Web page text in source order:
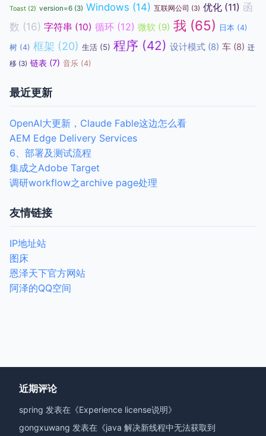
Toast (2) version=6 (3) Windows (14) 互联网公司 (3) 优化 (11) 函
数 (16) 字符串 (10) 循环 (12) 微软 (9) 我 (65) 日本 (4)
树 (4) 框架 (20) 生活 (5) 程序 (42) 设计模式 (8) 车 (8) 迁
移 (3) 链表 (7) 音乐 (4)
最近更新
OpenAI大更新，Claude Fable这边怎么看
AEM Edge Delivery Services
6、部署及测试流程
集成之Adobe Target
调研workflow之archive page处理
友情链接
IP地址站
图床
恩泽天下官方网站
阿泽的QQ空间
近期评论
spring 发表在《Experience license说明》
gongxuwang 发表在《java 解决新线程中无法获取到